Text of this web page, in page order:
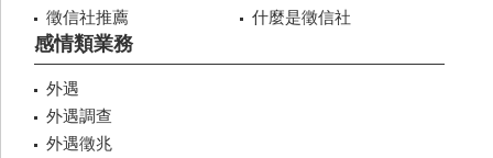
徵信社推薦
什麼是徵信社
感情類業務
外遇
外遇調查
外遇徵兆